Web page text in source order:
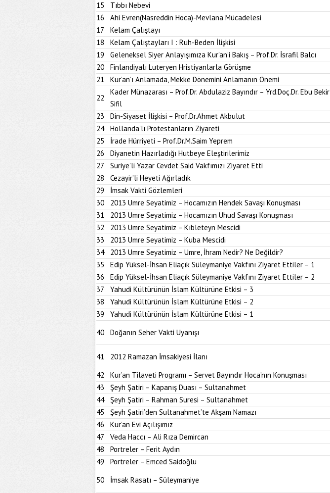
15
Tıbbı Nebevi
16
Ahi Evren(Nasreddin Hoca)-Mevlana Mücadelesi
17
Kelam Çalıştayı
18
Kelam Çalıştayları I : Ruh-Beden İlişkisi
19
Geleneksel Siyer Anlayışımıza Kur’an’i Bakış – Prof.Dr. İsrafil Balcı
20
Finlandiyalı Luteryen Hristiyanlarla Görüşme
21
Kur’an’ı Anlamada, Mekke Dönemini Anlamanın Önemi
22
Kader Münazarası – Prof.Dr. Abdulaziz Bayındır – Yrd.Doç.Dr. Ebu Bekir
Sifil
23
Din-Siyaset İlişkisi – Prof.Dr.Ahmet Akbulut
24
Hollanda’lı Protestanların Ziyareti
25
İrade Hürriyeti – Prof.Dr.M.Saim Yeprem
26
Diyanetin Hazırladığı Hutbeye Eleştirilerimiz
27
Suriye’li Yazar Cevdet Said Vakfımızı Ziyaret Etti
28
Cezayir’li Heyeti Ağırladık
29
İmsak Vakti Gözlemleri
30
2013 Umre Seyatimiz – Hocamızın Hendek Savaşı Konuşması
31
2013 Umre Seyatimiz – Hocamızın Uhud Savaşı Konuşması
32
2013 Umre Seyatimiz – Kıbleteyn Mescidi
33
2013 Umre Seyatimiz – Kuba Mescidi
34
2013 Umre Seyatimiz – Umre, İhram Nedir? Ne Değildir?
35
Edip Yüksel-İhsan Eliaçık Süleymaniye Vakfını Ziyaret Ettiler – 1
36
Edip Yüksel-İhsan Eliaçık Süleymaniye Vakfını Ziyaret Ettiler – 2
37
Yahudi Kültürünün İslam Kültürüne Etkisi – 3
38
Yahudi Kültürünün İslam Kültürüne Etkisi – 2
39
Yahudi Kültürünün İslam Kültürüne Etkisi – 1
40
Doğanın Seher Vakti Uyanışı
41 2012 Ramazan İmsakiyesi İlanı
42
Kur’an Tilaveti Programı – Servet Bayındır Hoca’nın Konuşması
43
Şeyh Şatiri – Kapanış Duası – Sultanahmet
44
Şeyh Şatiri – Rahman Suresi – Sultanahmet
45
Şeyh Şatiri’den Sultanahmet’te Akşam Namazı
46
Kur’an Evi Açılışımız
47
Veda Haccı – Ali Rıza Demircan
48
Portreler – Ferit Aydın
49
Portreler – Emced Saidoğlu
50
İmsak Rasatı – Süleymaniye